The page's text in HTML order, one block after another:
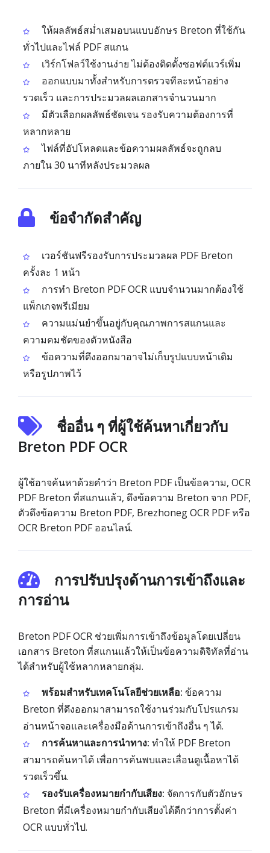
ให้ผลลัพธ์สม่ำเสมอบนแบบอักษร Breton ที่ใช้กัน
ทั่วไปและไฟล์ PDF สแกน
เวิร์กโฟลว์ใช้งานง่าย ไม่ต้องติดตั้งซอฟต์แวร์เพิ่ม
ออกแบบมาทั้งสำหรับการตรวจทีละหน้าอย่าง
รวดเร็ว และการประมวลผลเอกสารจำนวนมาก
มีตัวเลือกผลลัพธ์ชัดเจน รองรับความต้องการที่
หลากหลาย
ไฟล์ที่อัปโหลดและข้อความผลลัพธ์จะถูกลบ
ภายใน 30 นาทีหลังประมวลผล
ข้อจำกัดสำคัญ
เวอร์ชันฟรีรองรับการประมวลผล PDF Breton
ครั้งละ 1 หน้า
การทำ Breton PDF OCR แบบจำนวนมากต้องใช้
แพ็กเกจพรีเมียม
ความแม่นยำขึ้นอยู่กับคุณภาพการสแกนและ
ความคมชัดของตัวหนังสือ
ข้อความที่ดึงออกมาอาจไม่เก็บรูปแบบหน้าเดิม
หรือรูปภาพไว้
ชื่ออื่น ๆ ที่ผู้ใช้ค้นหาเกี่ยวกับ
Breton PDF OCR
ผู้ใช้อาจค้นหาด้วยคำว่า Breton PDF เป็นข้อความ, OCR
PDF Breton ที่สแกนแล้ว, ดึงข้อความ Breton จาก PDF,
ตัวดึงข้อความ Breton PDF, Brezhoneg OCR PDF หรือ
OCR Breton PDF ออนไลน์.
การปรับปรุงด้านการเข้าถึงและ
การอ่าน
Breton PDF OCR ช่วยเพิ่มการเข้าถึงข้อมูลโดยเปลี่ยน
เอกสาร Breton ที่สแกนแล้วให้เป็นข้อความดิจิทัลที่อ่าน
ได้สำหรับผู้ใช้หลากหลายกลุ่ม.
พร้อมสำหรับเทคโนโลยีช่วยเหลือ: ข้อความ
Breton ที่ดึงออกมาสามารถใช้งานร่วมกับโปรแกรม
อ่านหน้าจอและเครื่องมือด้านการเข้าถึงอื่น ๆ ได้.
การค้นหาและการนำทาง: ทำให้ PDF Breton
สามารถค้นหาได้ เพื่อการค้นพบและเลื่อนดูเนื้อหาได้
รวดเร็วขึ้น.
รองรับเครื่องหมายกำกับเสียง: จัดการกับตัวอักษร
Breton ที่มีเครื่องหมายกำกับเสียงได้ดีกว่าการตั้งค่า
OCR แบบทั่วไป.